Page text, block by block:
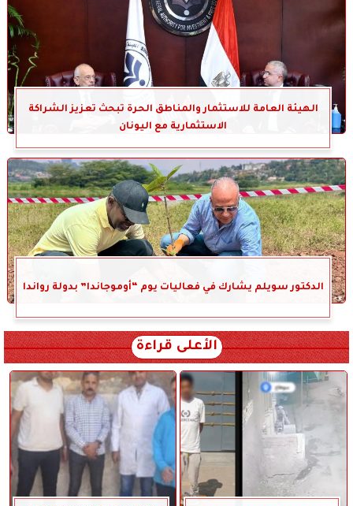
الهيئة العامة للاستثمار والمناطق الحرة تبحث تعزيز الشراكة
الاستثمارية مع اليونان
الدكتور سويلم يشارك في فعاليات يوم “أوموجاندا” بدولة رواندا
الأعلى قراءة